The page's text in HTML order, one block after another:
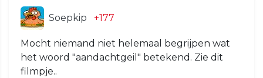
Soepkip +177
Mocht niemand niet helemaal begrijpen wat
het woord "aandachtgeil" betekend. Zie dit
filmpje..